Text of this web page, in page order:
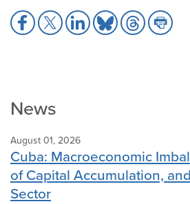
Share
to
Share
to
Share
to
Share
to
Share
to
Share
to
News
August 01, 2026
Cuba: Macroeconomic
of Capital Accumulation,
Sector